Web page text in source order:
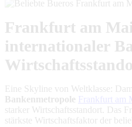
Frankfurt am
internationaler
Eine Skyline von Weltklasse:
Bankenmetropole Frankfurt am
starker Wirtschaftsstandort. Das
stärkste Wirtschaftsfaktor der